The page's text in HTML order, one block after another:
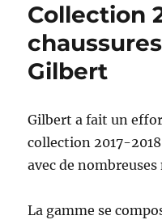
Collection
Gilbert
Gilbert a fait un
collection 2017-
avec de
La gamme se